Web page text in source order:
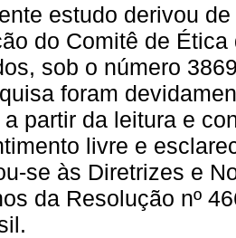
estudo derivou
do Comitê de
sob o número
foram
a partir da leitura e
livre e
se às Diretrizes e
da Resolução nº